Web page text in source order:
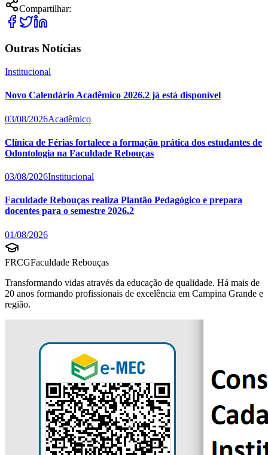
Compartilhar:
Outras Notícias
Institucional
Novo Calendário Acadêmico 2026.2 já está disponível
03/08/2026Acadêmico
Clínica de Férias fortalece a formação prática dos estudantes de
Odontologia na Faculdade Rebouças
03/08/2026Institucional
Faculdade Rebouças realiza Plantão Pedagógico e prepara
docentes para o semestre 2026.2
01/08/2026
FRCGFaculdade Rebouças
Transformando vidas através da educação de qualidade. Há mais de
20 anos formando profissionais de excelência em Campina Grande e
região.